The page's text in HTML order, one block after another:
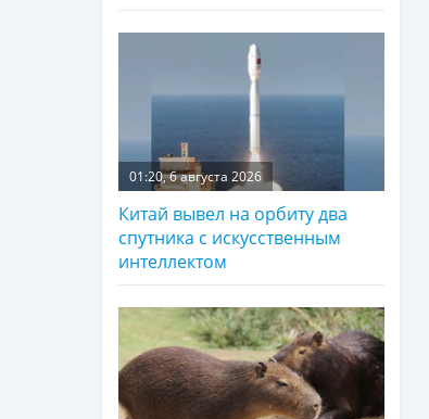
01:20, 6 августа 2026
Китай вывел на орбиту два
спутника с искусственным
интеллектом